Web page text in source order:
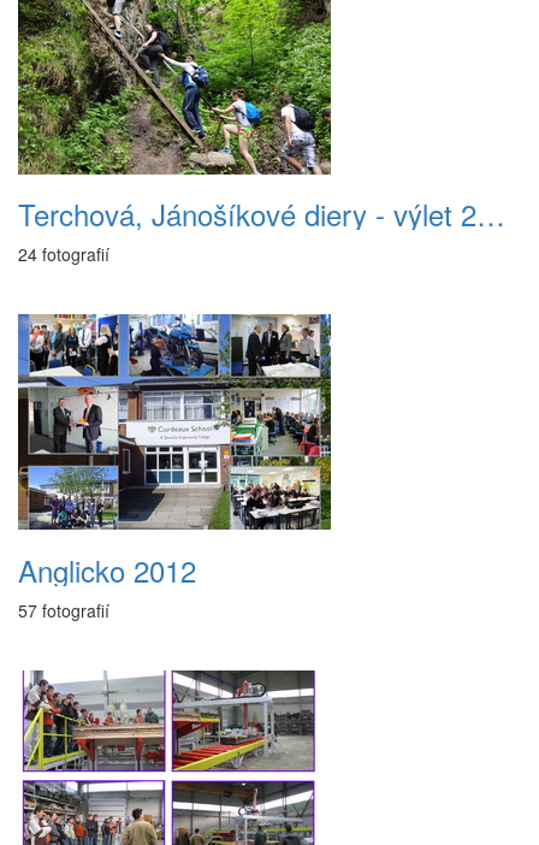
Terchová, Jánošíkové diery - výlet 2AM - 2014
24 fotografií
Anglicko 2012
57 fotografií